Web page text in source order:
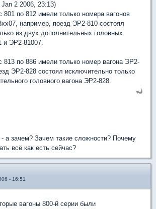
2 2006, 23:13)
по 812 имели только номера вагонов
например, поезд ЭР2-810 состоял
из двух дополнительных головных
и ЭР2-81007.
по 886 имели только номер вагона ЭР2-
ЭР2-828 состоял исключительно только
головного вагона ЭР2-828.
- а зачем? Зачем такие сложности? Почему
всё как есть сейчас?
- 16:51
вагоны 800-й серии были